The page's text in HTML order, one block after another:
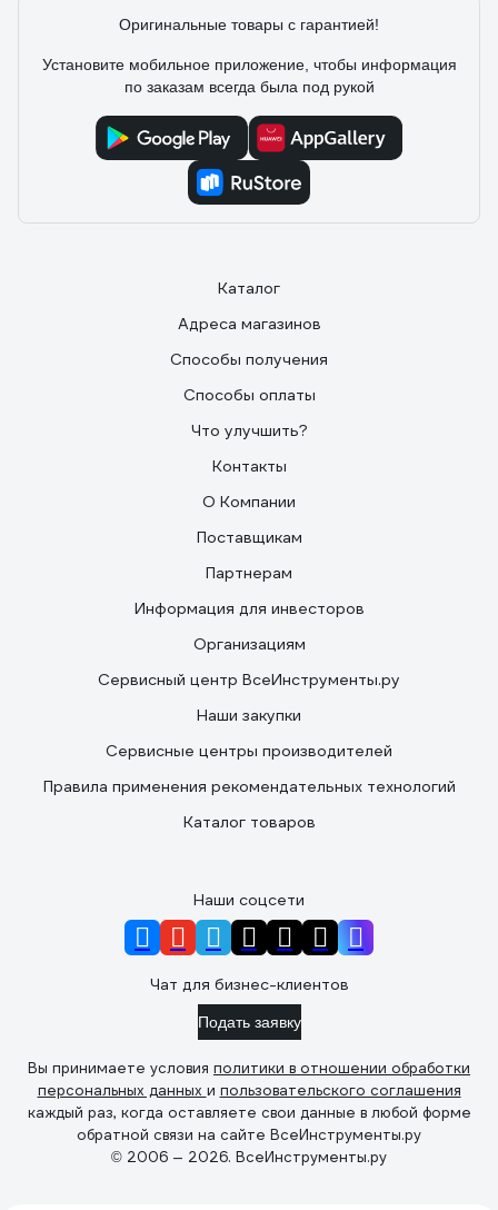
Оригинальные товары с гарантией!
Установите мобильное приложение, чтобы информация
по заказам всегда была под рукой
Каталог
Адреса магазинов
Способы получения
Способы оплаты
Что улучшить?
Контакты
О Компании
Поставщикам
Партнерам
Информация для инвесторов
Организациям
Сервисный центр ВсеИнструменты.ру
Наши закупки
Сервисные центры производителей
Правила применения рекомендательных технологий
Каталог товаров
Наши соцсети
Чат для бизнес-клиентов
Подать заявку
Вы принимаете условия политики в отношении обработки
персональных данных и пользовательского соглашения
каждый раз, когда оставляете свои данные в любой форме
обратной связи на сайте ВсеИнструменты.ру
© 2006 — 2026. ВсеИнструменты.ру